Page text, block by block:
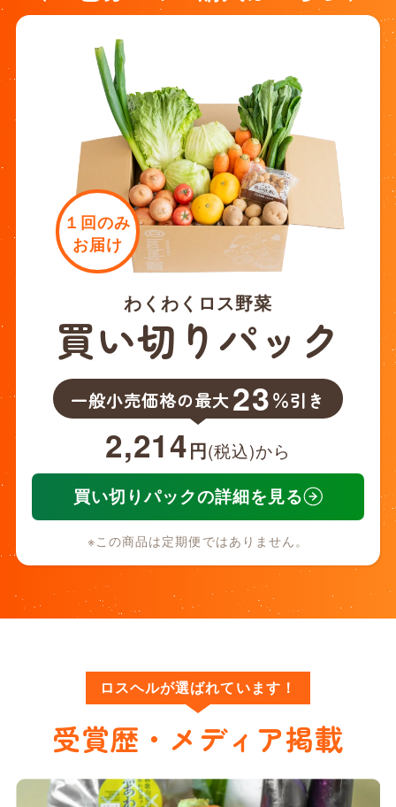
１回のみ
お届け
わくわくロス野菜
買い切りパック
一般小売価格の最大 23％引き
2,214円(税込)から
買い切りパックの詳細を見る
※この商品は定期便ではありません。
ロスヘルが選ばれています！
受賞歴・メディア掲載